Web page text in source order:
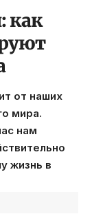
как
от наших
мира.
нам
жизнь в